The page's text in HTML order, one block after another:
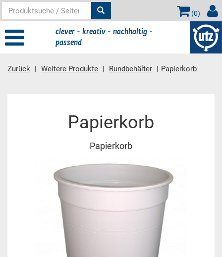
(0)
clever - kreativ - nachhaltig -
passend
Zurück Weitere Produkte Rundbehälter Papierkorb
Papierkorb
Papierkorb